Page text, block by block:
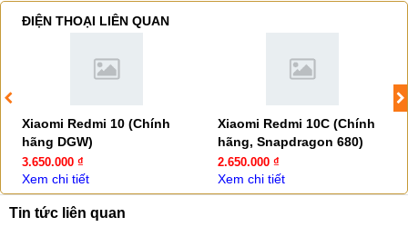
ĐIỆN THOẠI LIÊN QUAN
Xiaomi Redmi 10 (Chính
hãng DGW)
3.650.000 ₫
Xem chi tiết
Xiaomi Redmi 10C (Chính
hãng, Snapdragon 680)
2.650.000 ₫
Xem chi tiết
Tin tức liên quan